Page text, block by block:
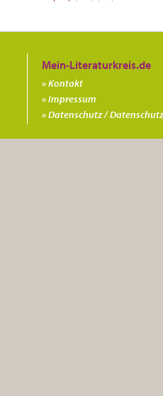
Kontakt
Impressum
Datenschutz /